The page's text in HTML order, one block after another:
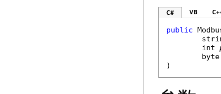
C# VB
public
int
byte
)